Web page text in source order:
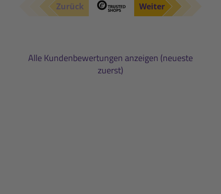
Zurück Weiter
Alle Kundenbewertungen anzeigen (neueste
zuerst)